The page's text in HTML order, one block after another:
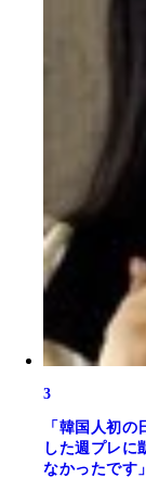
3
「韓国人初
した週プレに
なかったです」